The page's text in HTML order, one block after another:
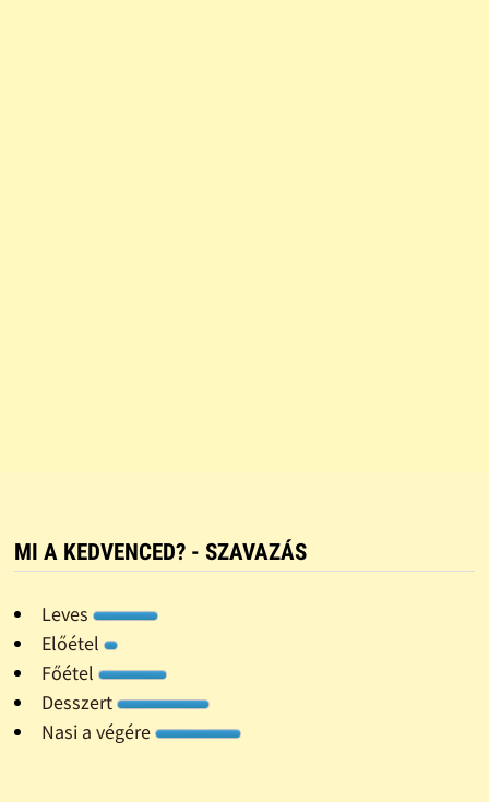
MI A KEDVENCED? - SZAVAZÁS
Leves
Előétel
Főétel
Desszert
Nasi a végére